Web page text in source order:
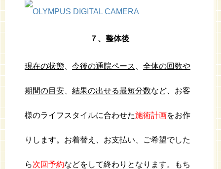
７、整体後
現在の状態 今後の通院ペース 全体の回数や
期間の目安 結果の出せる最短分数など、お客
様のライフスタイルに合わせた施術計画をお作
りします。お着替え、お支払い、ご希望でした
ら次回予約などをして終わりとなります。もち